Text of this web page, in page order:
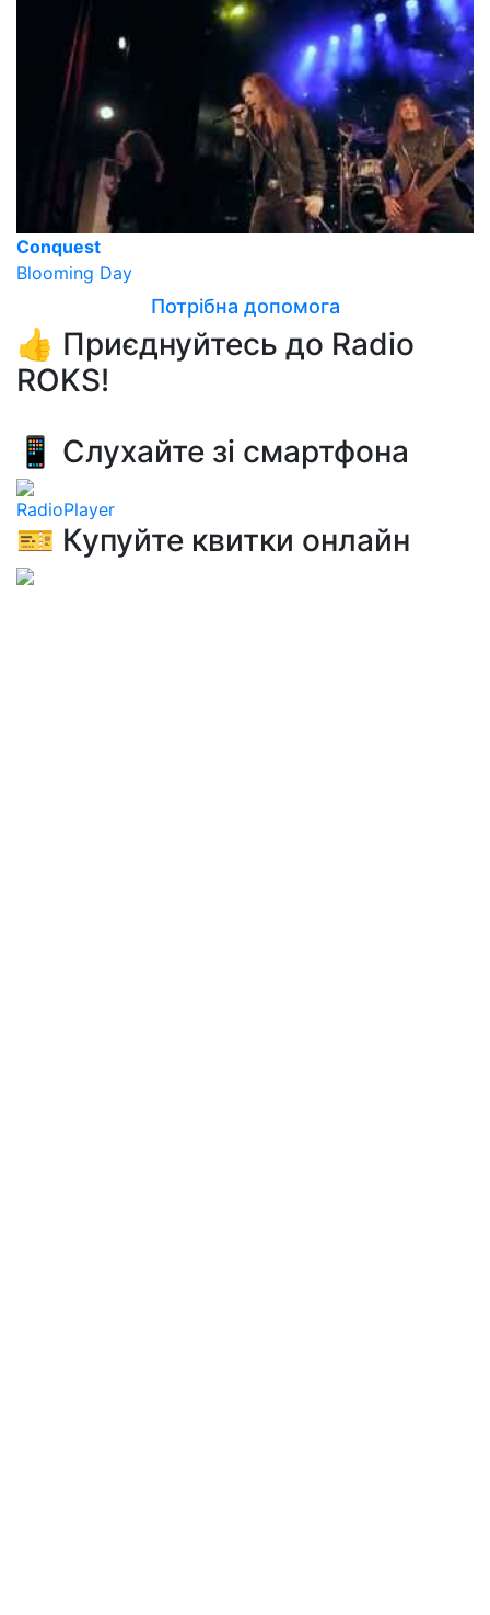
Conquest
Blooming Day
Потрібна допомога
👍 Приєднуйтесь до Radio
ROKS!
📱 Слухайте зі смартфона
RadioPlayer
🎫 Купуйте квитки онлайн